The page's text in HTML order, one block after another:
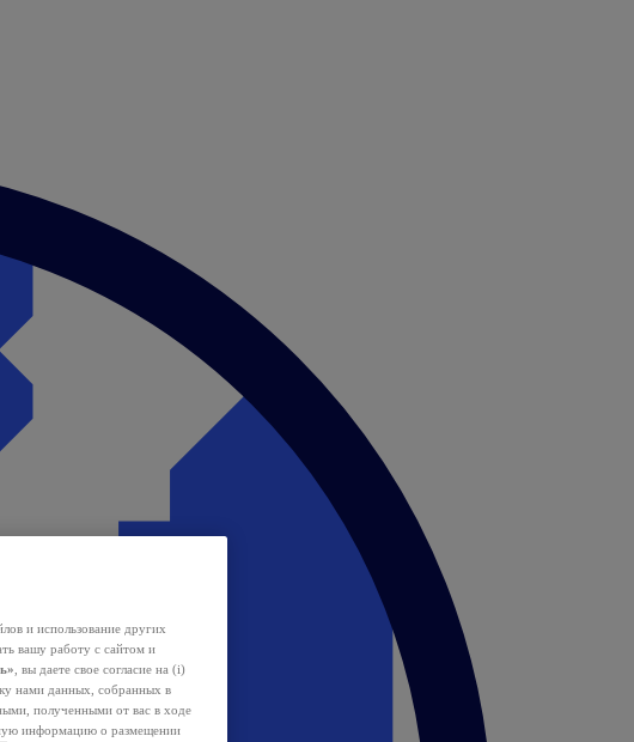
и использование других
вашу работу с сайтом и
, вы даете свое согласие на (i)
нами данных, собранных в
полученными от вас в ходе
информацию о размещении